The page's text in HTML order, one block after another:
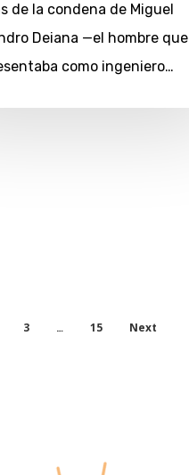
de la condena de Miguel
Deiana —el hombre que
como ingeniero…
3 … 15 Next